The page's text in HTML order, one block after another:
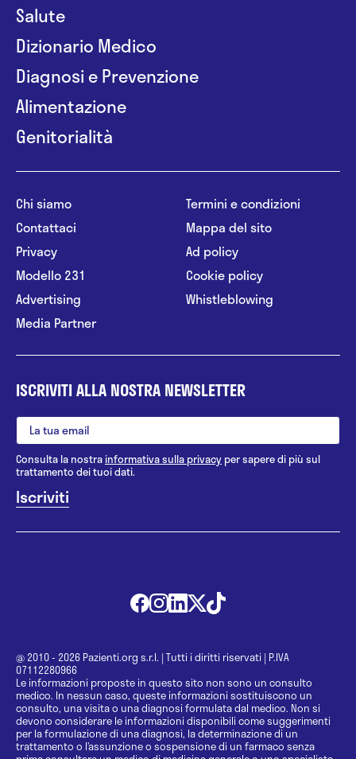
Salute
Dizionario Medico
Diagnosi e Prevenzione
Alimentazione
Genitorialità
Chi siamo
Contattaci
Privacy
Modello 231
Advertising
Media Partner
Termini e condizioni
Mappa del sito
Ad policy
Cookie policy
Whistleblowing
ISCRIVITI ALLA NOSTRA NEWSLETTER
Consulta la nostrainformativa sulla privacy per sapere di più sul
trattamento dei tuoi dati.
@ 2010 - 2026 Pazienti.org s.r.l. | Tutti i diritti riservati | P.IVA
07112280966
Le informazioni proposte in questo sito non sono un consulto
medico. In nessun caso, queste informazioni sostituiscono un
consulto, una visita o una diagnosi formulata dal medico. Non si
devono considerare le informazioni disponibili come suggerimenti
per la formulazione di una diagnosi, la determinazione di un
trattamento o l’assunzione o sospensione di un farmaco senza